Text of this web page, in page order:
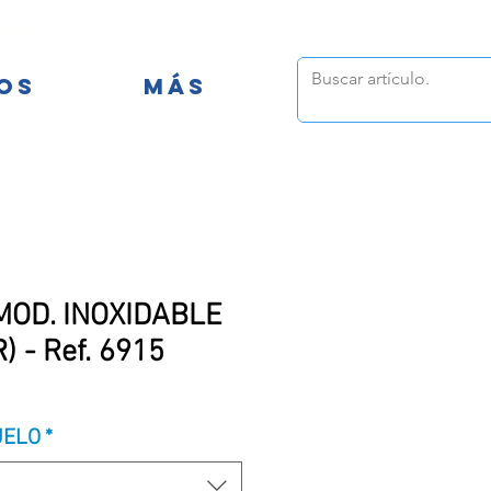
MÁS
INOXIDABLE
- Ref. 6915
*